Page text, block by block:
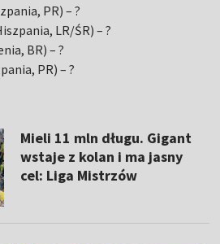
PR) – ?
LR/ŚR) – ?
BR) – ?
PR) – ?
Mieli 11 mln długu. Gigant
wstaje z kolan i ma jasny
cel: Liga Mistrzów